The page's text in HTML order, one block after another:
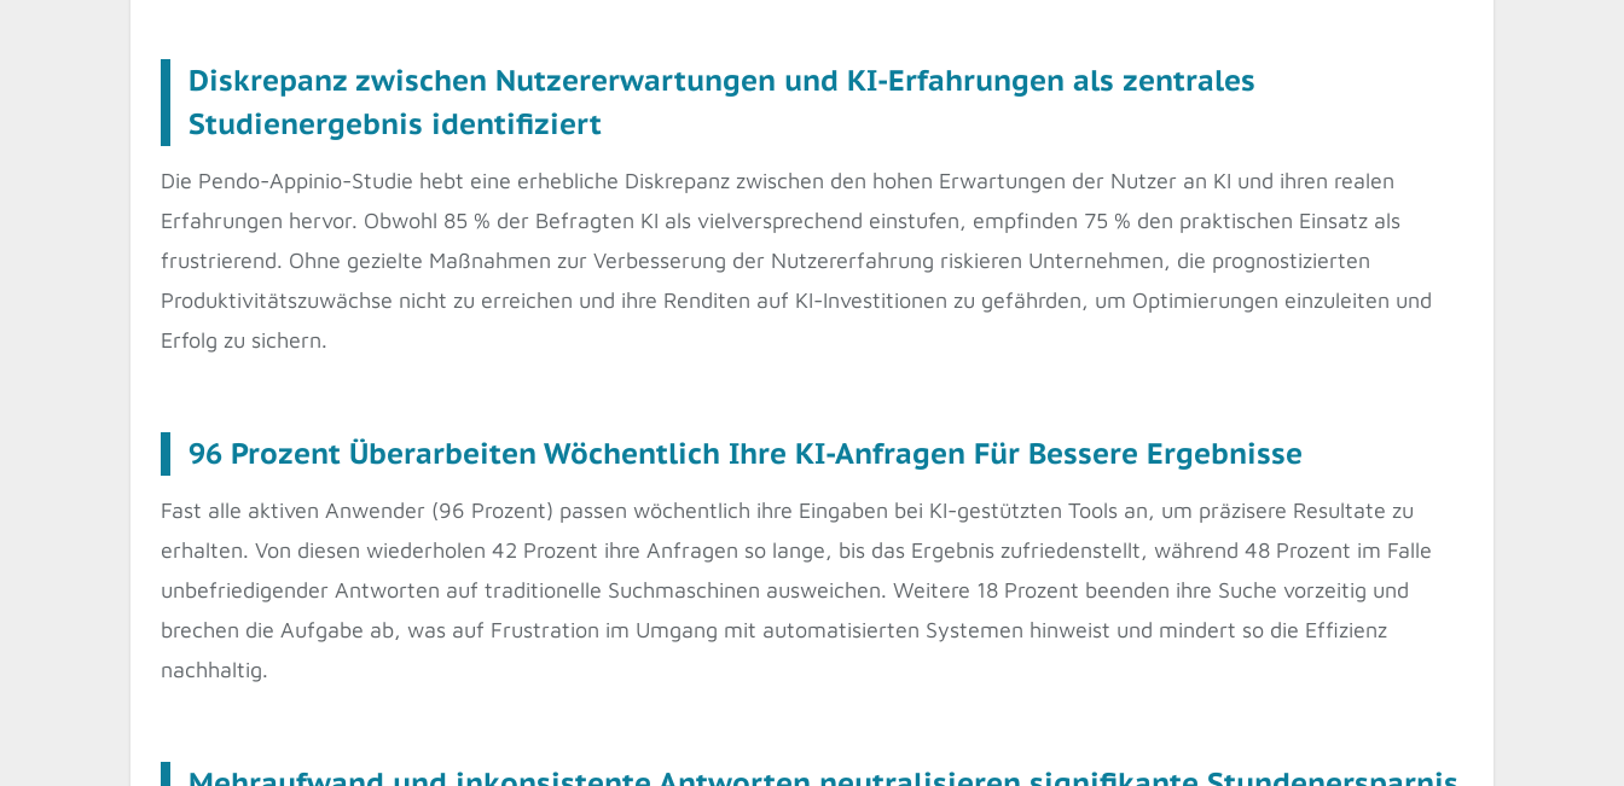
Diskrepanz zwischen Nutzererwartungen und KI-Erfahrungen als zentrales
Studienergebnis identifiziert
Die Pendo-Appinio-Studie hebt eine erhebliche Diskrepanz zwischen den hohen Erwartungen der Nutzer an KI und ihren realen
Erfahrungen hervor. Obwohl 85 % der Befragten KI als vielversprechend einstufen, empfinden 75 % den praktischen Einsatz als
frustrierend. Ohne gezielte Maßnahmen zur Verbesserung der Nutzererfahrung riskieren Unternehmen, die prognostizierten
Produktivitätszuwächse nicht zu erreichen und ihre Renditen auf KI-Investitionen zu gefährden, um Optimierungen einzuleiten und
Erfolg zu sichern.
96 Prozent Überarbeiten Wöchentlich Ihre KI-Anfragen Für Bessere Ergebnisse
Fast alle aktiven Anwender (96 Prozent) passen wöchentlich ihre Eingaben bei KI-gestützten Tools an, um präzisere Resultate zu
erhalten. Von diesen wiederholen 42 Prozent ihre Anfragen so lange, bis das Ergebnis zufriedenstellt, während 48 Prozent im Falle
unbefriedigender Antworten auf traditionelle Suchmaschinen ausweichen. Weitere 18 Prozent beenden ihre Suche vorzeitig und
brechen die Aufgabe ab, was auf Frustration im Umgang mit automatisierten Systemen hinweist und mindert so die Effizienz
nachhaltig.